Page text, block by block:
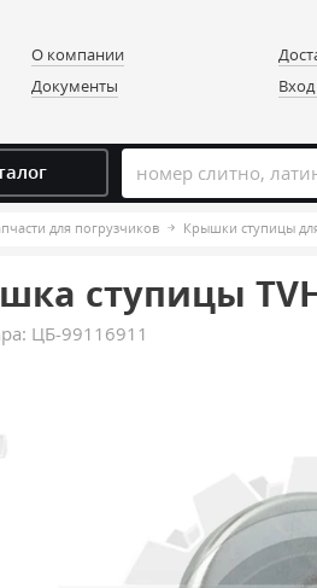
О компании
Документы
для погрузчиков Крышки ступицы
ступицы
ЦБ-99116911